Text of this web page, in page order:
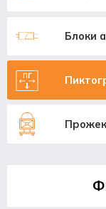
Блоки